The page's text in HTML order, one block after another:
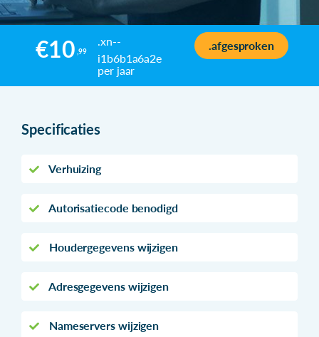
€10 ,99
.xn--
i1b6b1a6a2e
per jaar
.afgesproken
Specificaties
Verhuizing
Autorisatiecode benodigd
Houdergegevens wijzigen
Adresgegevens wijzigen
Nameservers wijzigen